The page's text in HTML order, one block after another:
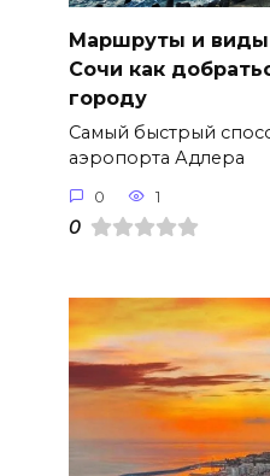
Маршруты и виды
Сочи как
городу
Самый быстрый
аэропорта Адлера
0 1
0